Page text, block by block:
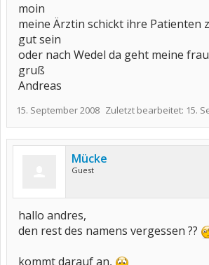
moin
meine Ärztin schickt ihre Patienten
gut sein
oder nach Wedel da geht meine
gruß
Andreas
15. September 2008 Zuletzt bearbeitet: 15.
Mücke
Guest
hallo andres,
den rest des namens vergessen ??
kommt darauf an,